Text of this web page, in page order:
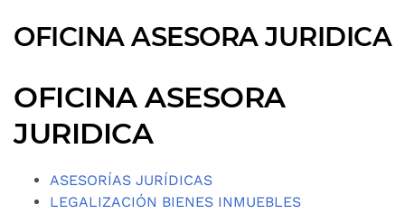
OFICINA ASESORA JURIDICA
OFICINA ASESORA
JURIDICA
ASESORÍAS JURÍDICAS
LEGALIZACIÓN BIENES INMUEBLES